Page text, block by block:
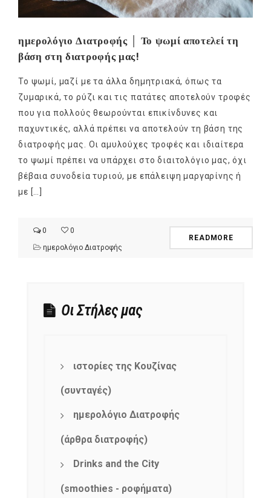
ημερολόγιο Διατροφής │ Το ψωμί αποτελεί τη
βάση στη διατροφής μας!
Το ψωμί, μαζί με τα άλλα δημητριακά, όπως τα
ζυμαρικά, το ρύζι και τις πατάτες αποτελούν τροφές
που για πολλούς θεωρούνται επικίνδυνες και
παχυντικές, αλλά πρέπει να αποτελούν τη βάση της
διατροφής μας. Οι αμυλούχες τροφές και ιδιαίτερα
το ψωμί πρέπει να υπάρχει στο διαιτολόγιο μας, όχι
βέβαια συνοδεία τυριού, με επάλειψη μαργαρίνης ή
με […]
0
0
ημερολόγιο Διατροφής
READMORE
Οι Στήλες μας
ιστορίες της Κουζίνας
(συνταγές)
ημερολόγιο Διατροφής
(άρθρα διατροφής)
Drinks and the City
(smoothies - ροφήματα)